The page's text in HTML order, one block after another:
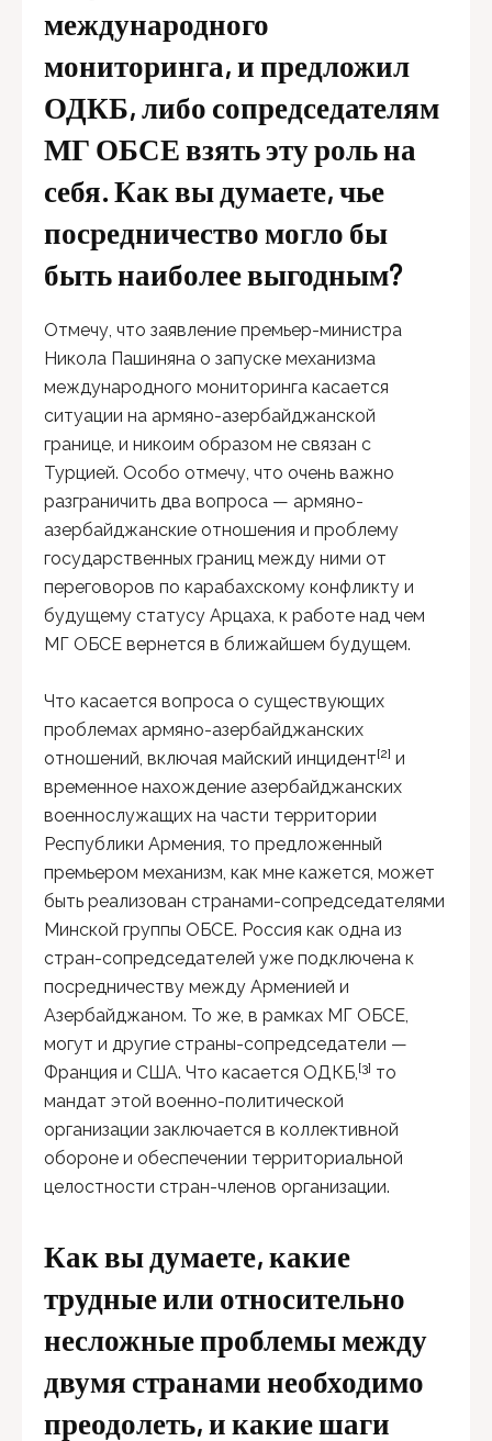
международного
мониторинга, и предложил
ОДКБ, либо сопредседателям
МГ ОБСЕ взять эту роль на
себя. Как вы думаете, чье
посредничество могло бы
быть наиболее выгодным?
Отмечу, что заявление премьер-министра
Никола Пашиняна о запуске механизма
международного мониторинга касается
ситуации на армяно-азербайджанской
границе, и никоим образом не связан с
Турцией. Особо отмечу, что очень важно
разграничить два вопроса — армяно-
азербайджанские отношения и проблему
государственных границ между ними от
переговоров по карабахскому конфликту и
будущему статусу Арцаха, к работе над чем
МГ ОБСЕ вернется в ближайшем будущем.
Что касается вопроса о существующих
проблемах армяно-азербайджанских
отношений, включая майский инцидент[2] и
временное нахождение азербайджанских
военнослужащих на части территории
Республики Армения, то предложенный
премьером механизм, как мне кажется, может
быть реализован странами-сопредседателями
Минской группы ОБСЕ. Россия как одна из
стран-сопредседателей уже подключена к
посредничеству между Арменией и
Азербайджаном. То же, в рамках МГ ОБСЕ,
могут и другие страны-сопредседатели —
Франция и США. Что касается ОДКБ,[3] то
мандат этой военно-политической
организации заключается в коллективной
обороне и обеспечении территориальной
целостности стран-членов организации.
Как вы думаете, какие
трудные или относительно
несложные проблемы между
двумя странами необходимо
преодолеть, и какие шаги